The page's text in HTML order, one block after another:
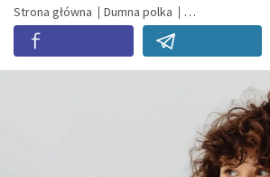
Strona główna Dumna polka